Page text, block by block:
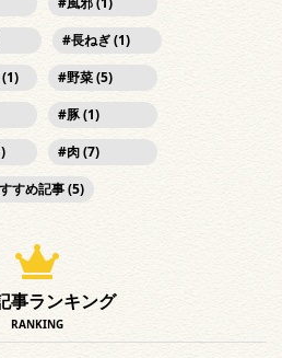
長ねぎ (1)
野菜 (5)
豚 (1)
肉 (7)
すめ記事 (5)
事ランキング
RANKING